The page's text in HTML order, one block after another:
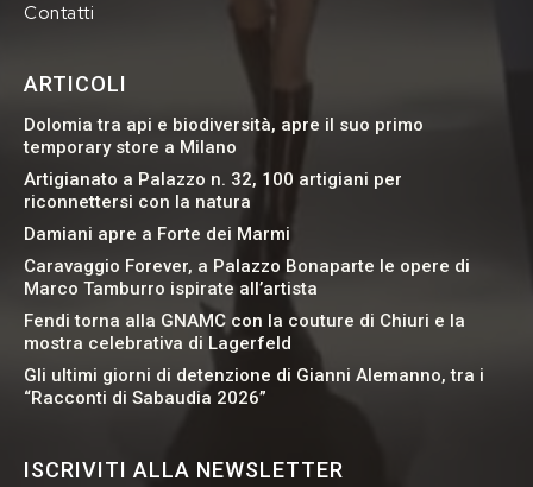
Contatti
ARTICOLI
Dolomia tra api e biodiversità, apre il suo primo
temporary store a Milano
Artigianato a Palazzo n. 32, 100 artigiani per
riconnettersi con la natura
Damiani apre a Forte dei Marmi
Caravaggio Forever, a Palazzo Bonaparte le opere di
Marco Tamburro ispirate all’artista
Fendi torna alla GNAMC con la couture di Chiuri e la
mostra celebrativa di Lagerfeld
Gli ultimi giorni di detenzione di Gianni Alemanno, tra i
“Racconti di Sabaudia 2026”
ISCRIVITI ALLA NEWSLETTER